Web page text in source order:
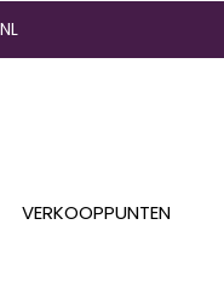
VERKOOPPUNTEN